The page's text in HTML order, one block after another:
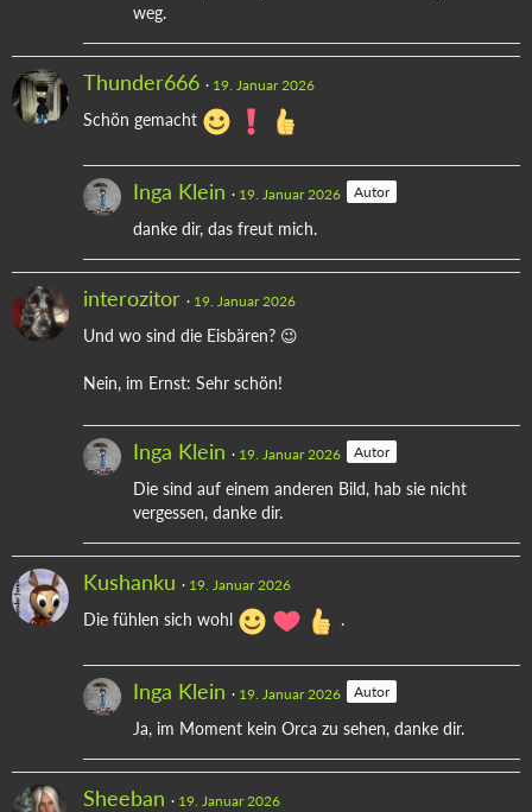
weg.
Thunder666 19. Januar 2026
Schön gemacht
Inga Klein 19. Januar 2026 Autor
danke dir, das freut mich.
interozitor 19. Januar 2026
Und wo sind die Eisbären? 😉
Nein, im Ernst: Sehr schön!
Inga Klein 19. Januar 2026 Autor
Die sind auf einem anderen Bild, hab sie nicht
vergessen, danke dir.
Kushanku 19. Januar 2026
Die fühlen sich wohl .
Inga Klein 19. Januar 2026 Autor
Ja, im Moment kein Orca zu sehen, danke dir.
Sheeban 19. Januar 2026